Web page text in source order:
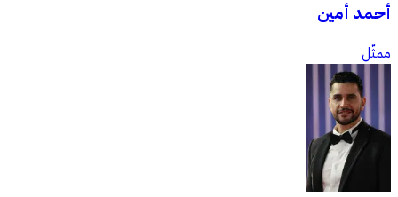
أحمد أمين
ممثّل